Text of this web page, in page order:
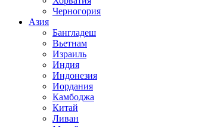
Черногория
Азия
Бангладеш
Вьетнам
Израиль
Индия
Индонезия
Иордания
Камбоджа
Китай
Ливан